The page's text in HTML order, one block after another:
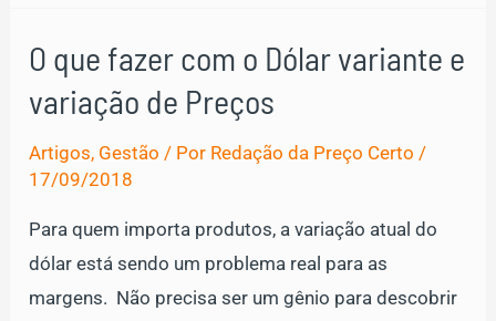
é
subestimada
o
sempre
é
vendas
O que fazer com o Dólar variante e
variação de Preços
Artigos, Gestão / Por Redação da Preço Certo /
17/09/2018
Para quem importa produtos, a variação atual do
dólar está sendo um problema real para as
margens. Não precisa ser um gênio para descobrir